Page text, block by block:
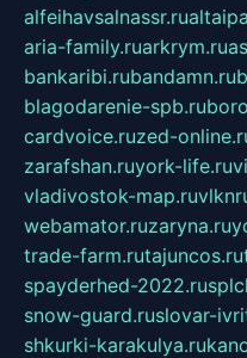
alfeihavsalnassr.ru
aria-family.ruarkrym.ru
bankaribi.rubandamn.ru
blagodarenie-spb.ru
cardvoice.ruzed-
zarafshan.ruyork-life.ru
vladivostok-map.ru
webamator.ruzaryna.ru
trade-farm.rutajuncos.ru
spayderhed-2022.ru
snow-guard.ruslovar-
shkurki-karakulya.ru